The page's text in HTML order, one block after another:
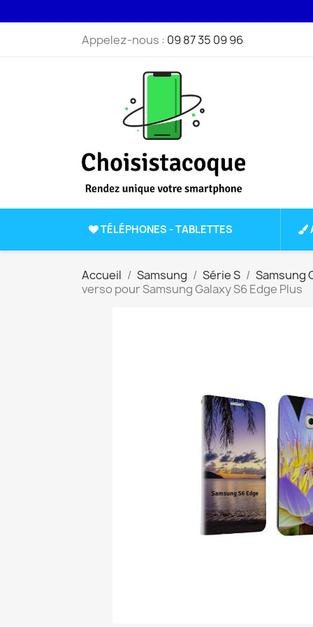
Appelez-nous : 09 87 35 09 96
TÉLÉPHONES - TABLETTES
Accueil Samsung Série S
Samsung
verso pour Samsung Galaxy S6 Edge Plus